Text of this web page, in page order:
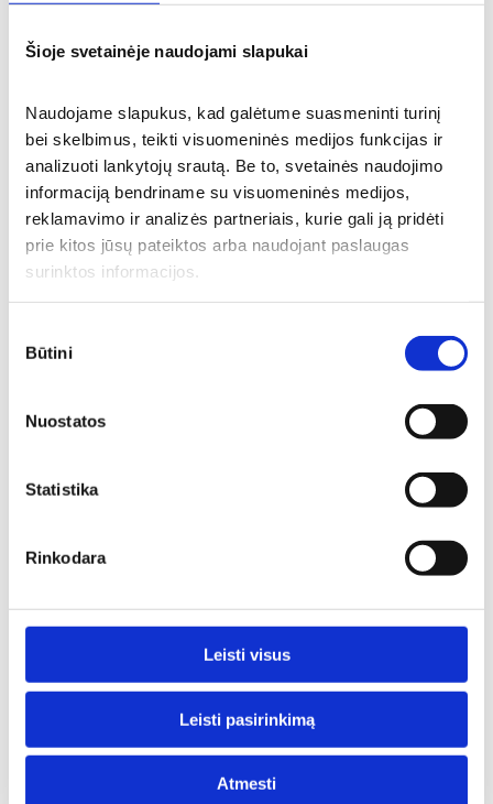
Šioje svetainėje naudojami slapukai
Naudojame slapukus, kad galėtume suasmeninti turinį
bei skelbimus, teikti visuomeninės medijos funkcijas ir
analizuoti lankytojų srautą. Be to, svetainės naudojimo
informaciją bendriname su visuomeninės medijos,
reklamavimo ir analizės partneriais, kurie gali ją pridėti
prie kitos jūsų pateiktos arba naudojant paslaugas
surinktos informacijos.
pasirinkimas
Būtini
Nuostatos
Statistika
Rinkodara
Leisti visus
Leisti pasirinkimą
Atmesti
Skaitykite daugiau naujienų
olimpiada
Penktoji klasė Valdorfo mokyklose neatsiejama nuo vienos
gražiausių tradicijų – pavasarį vykstančios penktokų
periodą ir leidžiantis vaikams gyvai patirti tai, apie ką jie
mokėsi...